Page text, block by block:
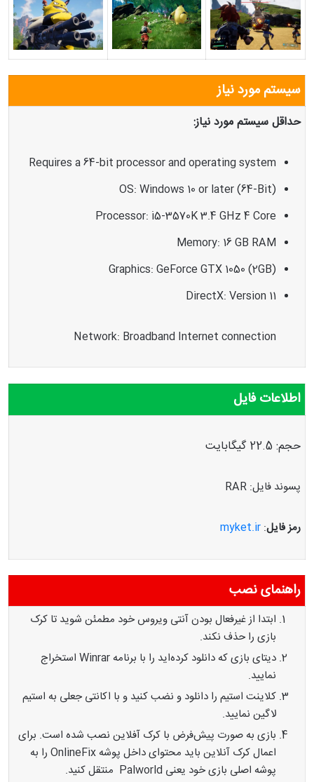
سیستم مورد نیاز
حداقل سیستم مورد نیاز:
Requires a 64-bit processor and operating system
OS: Windows 10 or later (64-Bit)
Processor: i5-3570K 3.4 GHz 4 Core
Memory: 16 GB RAM
Graphics: GeForce GTX 1050 (2GB)
DirectX: Version 11
Network: Broadband Internet connection
اطلاعات فایل
حجم: 22.5 گیگابایت
پسوند فایل: RAR
رمز فایل:
myket.ir
راهنمای نصب
ابتدا از غیرفعال بودن آنتی ویروس خود مطمئن شوید تا کرک
بازی را حذف نکند.
دیتای بازی که دانلود کرده‌اید را با برنامه Winrar استخراج
نمایید.
کلاینت استیم را دانلود و نضب کنید و با اکانتی جعلی به استیم
لاگین نمایید.
بازی به صورت پیش‌فرض با کرک آفلاین نصب شده است. برای
اعمال کرک آنلاین باید محتوای داخل پوشه OnlineFix را به
پوشه اصلی بازی خود یعنی Palworld منتقل کنید.